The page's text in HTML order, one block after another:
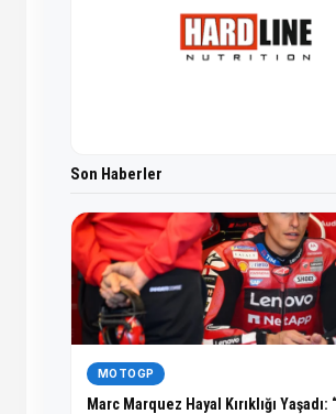
Son Haberler
MOTOGP
Marc Marquez Hayal Kırıklığı Yaşadı: